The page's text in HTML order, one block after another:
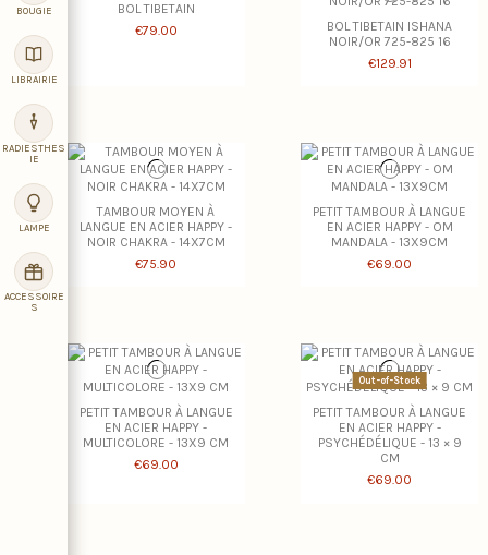
BOUGIE
LIBRAIRIE
RADIESTHES
IE
LAMPE
ACCESSOIRE
S
BOL TIBETAIN
€79.00
BOL TIBETAIN ISHANA
NOIR/OR 725-825 16
€129.91
TAMBOUR MOYEN À
LANGUE EN ACIER HAPPY -
NOIR CHAKRA - 14X7CM
€75.90
PETIT TAMBOUR À LANGUE
EN ACIER HAPPY - OM
MANDALA - 13X9CM
€69.00
PETIT TAMBOUR À LANGUE
EN ACIER HAPPY -
MULTICOLORE - 13X9 CM
€69.00
Out-of-Stock
PETIT TAMBOUR À LANGUE
EN ACIER HAPPY -
PSYCHÉDÉLIQUE - 13 × 9
CM
€69.00